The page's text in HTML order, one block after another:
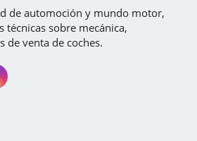
de automoción y mundo motor,
técnicas sobre mecánica,
de venta de coches.